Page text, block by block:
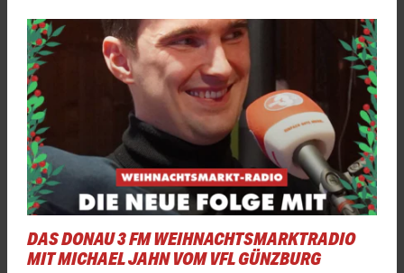
DAS DONAU 3 FM WEIHNACHTSMARKTRADIO
MIT MICHAEL JAHN VOM VFL GÜNZBURG